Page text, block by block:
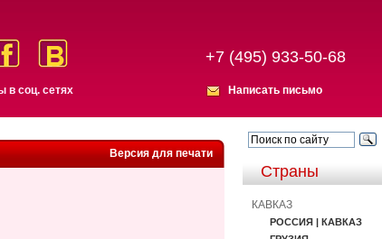
в соц. сетях
+7 (495) 933-50-68
Написать письмо
Версия для печати
Страны
КАВКАЗ
РОССИЯ | КАВКАЗ